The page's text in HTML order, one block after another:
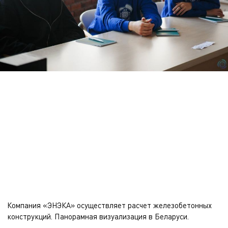
Компания «ЭНЭКА» осуществляет расчет железобетонных
конструкций Панорамная визуализация в Беларуси.